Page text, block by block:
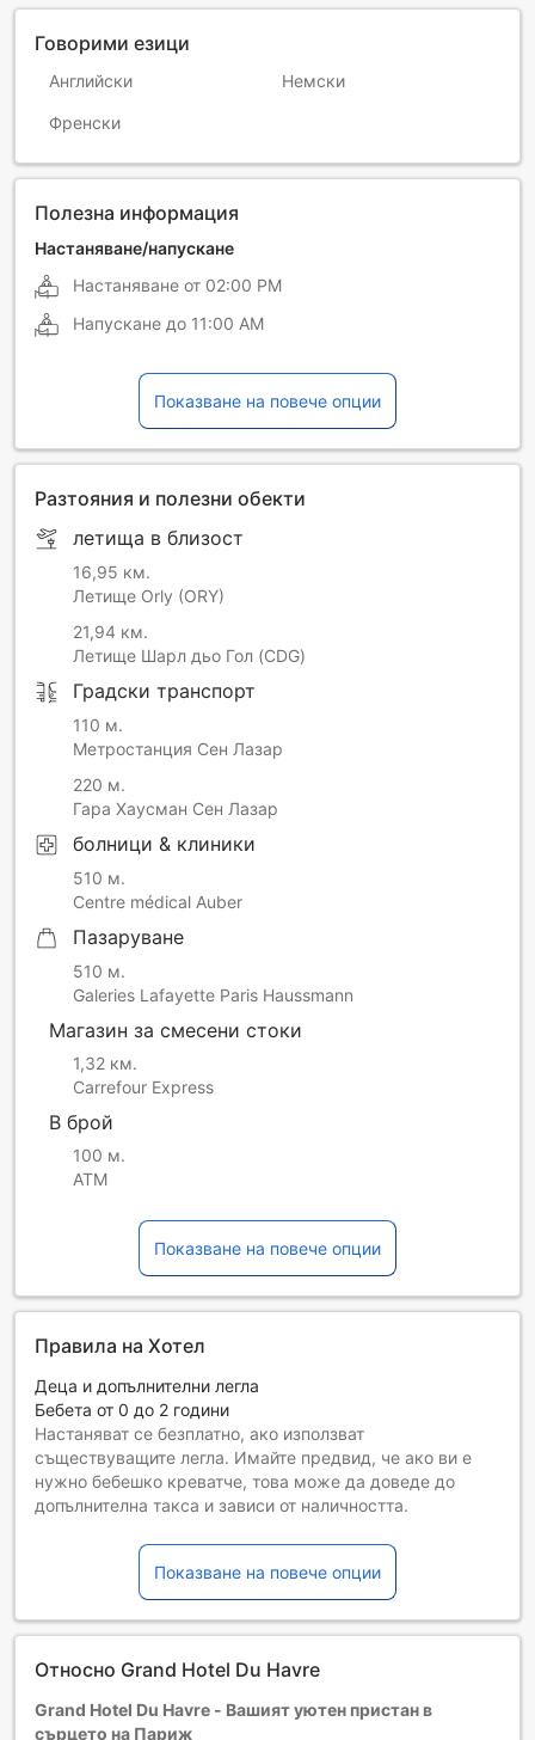
Говорими езици
Английски Немски
Френски
Полезна информация
Настаняване/напускане
Настаняване от 02:00 PM
Напускане до 11:00 AM
Показване на повече опции
Разтояния и полезни обекти
летища в близост
16,95 км.
Летище Orly (ORY)
21,94 км.
Летище Шарл дьо Гол (CDG)
Градски транспорт
110 м.
Метростанция Сен Лазар
220 м.
Гара Хаусман Сен Лазар
болници & клиники
510 м.
Centre médical Auber
Пазаруване
510 м.
Galeries Lafayette Paris Haussmann
Магазин за смесени стоки
1,32 км.
Carrefour Express
В брой
100 м.
ATM
Показване на повече опции
Правила на Хотел
Деца и допълнителни легла
Бебета от 0 до 2 години
Настаняват се безплатно, ако използват
съществуващите легла. Имайте предвид, че ако ви е
нужно бебешко креватче, това може да доведе до
допълнителна такса и зависи от наличността.
Безплатен престой, ако се използват наличните легла.
Гостите, навършили {0} години, се считат за възрастни
Възможността за допълнителни легла зависи от
избрания тип стая. За повече информация вижте
При резервиране на повече от 5 стаи е възможно да се
Показване на повече опции
Относно Grand Hotel Du Havre
Grand Hotel Du Havre - Вашият уютен пристан в
сърцето на Париж